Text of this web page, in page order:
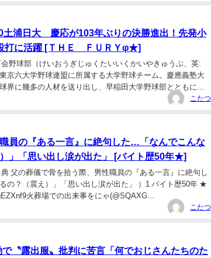
土浦日大 慶応が103年ぶりの決勝進出！先発小
打に活躍 [ＴＨＥ ＦＵＲＹφ★]
野球部（けいおうぎじゅくたいいくかいやきゅうぶ、英:
京六大学野球連盟に所属する大学野球チーム。慶應義塾大
界に幾多の人材を送り出し、早稲田大学野球部とともに日
こたつ
員の『ある一言』に絶句した…「なんでこんな
」「思い出し涙が出た」 [バイト歴50年★]
典 父の葬儀で骨を拾う際、男性職員の『ある一言』に絶句し
の？（震え）」「思い出し涙が出た」 ）1 バイト歴50年 ★
火葬場での出来事をにゃ(@SQAXG...
こたつ
〝露出服〟批判に苦言「何でおじさんたちのた